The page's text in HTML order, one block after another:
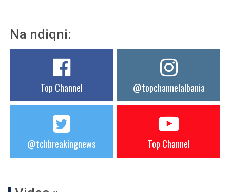
Na ndiqni:
Top Channel @topchannelalbania
@tchbreakingnews Top Channel